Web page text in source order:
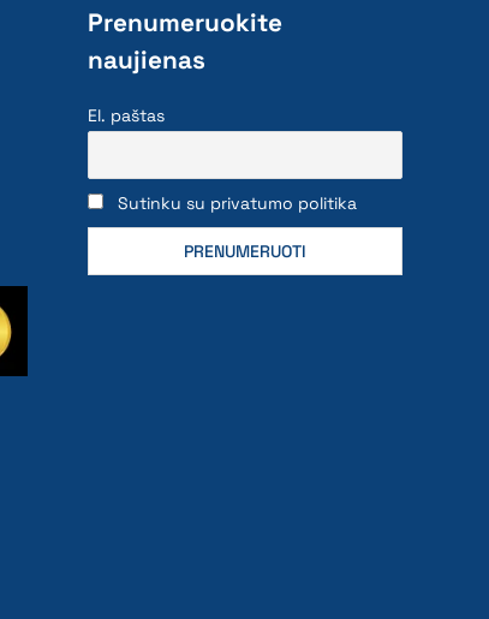
Prenumeruokite
naujienas
El. paštas
Sutinku su privatumo politika